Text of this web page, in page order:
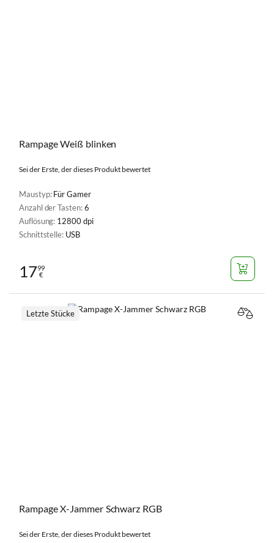
Rampage Weiß blinken
Sei der Erste, der dieses Produkt bewertet
Maustyp:Für Gamer
Anzahl der Tasten:6
Auflösung: 12800 dpi
Schnittstelle: USB
1799
€
Rampage X-Jammer Schwarz RGB
Sei der Erste, der dieses Produkt bewertet
Letzte Stücke